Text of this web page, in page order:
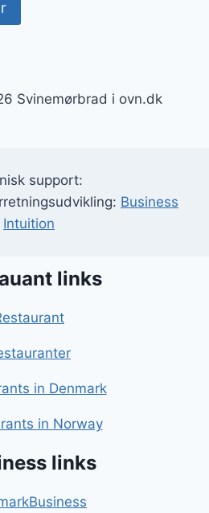
Svinemørbrad i ovn.dk
support:
Business
Intuition
links
in Denmark
in Norway
links